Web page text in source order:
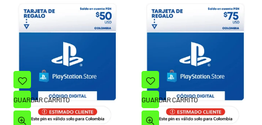
GUARDAR CARRITO GUARDAR CARRITO